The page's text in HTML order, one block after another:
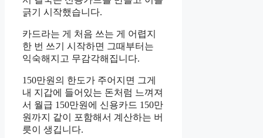
긁기 시작했습니다.
카드라는 게 처음 쓰는 게 어렵지
한 번 쓰기 시작하면 그때부터는
익숙해지고 무감각해집니다.
150만원의 한도가 주어지면 그게
내 지갑에 들어있는 돈처럼 느껴져
서 월급 150만원에 신용카드 150만
원까지 같이 포함해서 계산하는 버
릇이 생깁니다.